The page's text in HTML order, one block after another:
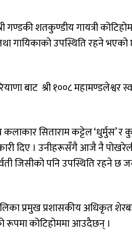
गण्डकी शतकुण्डीय गायत्री
गायिकाको उपस्थिति रहने भएको
बाट श्री १००८
कलाकार सिताराम कट्टेल ‘धुर्मुस’
दिए । उनीहरूसँगै आजै नै पोखरेली
जिसीको पनि उपस्थिति रहने
प्रमुख प्रशासकीय अधिकृत
रूपमा कोटिहोममा आउदैछन् ।